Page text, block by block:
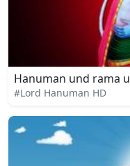
Hanuman und rama
#Lord Hanuman HD